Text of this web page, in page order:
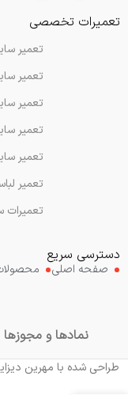
تعمیرات تخصصی
تعمیر
تعمیر
تعمیر
تعمیر
تعمیر
تعمیر
تعمیرات
دسترسی سریع
صفحه اصلی
نمادها و مجوزها